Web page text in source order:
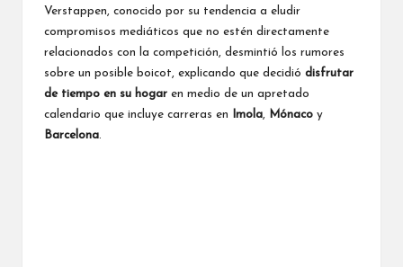
Verstappen, conocido por su tendencia a eludir
compromisos mediáticos que no estén directamente
relacionados con la competición, desmintió los rumores
sobre un posible boicot, explicando que decidió disfrutar
de tiempo en su hogar en medio de un apretado
calendario que incluye carreras en
Imola, Mónaco y
Barcelona.